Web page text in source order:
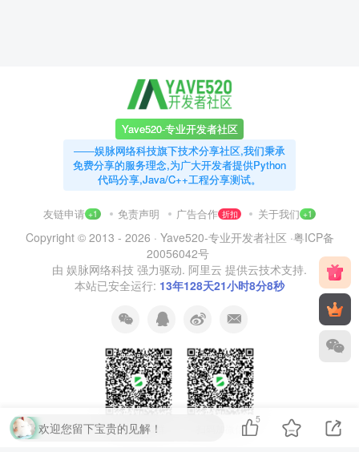
Yave520-专业开发者社区
——娱脉网络科技旗下技术分享社区,我们秉承
免费分享的服务理念,为广大开发者提供Python
代码分享,Java/C++工程分享测试。
友链申请 +1 免责声明 广告合作 折扣 关于我们 +1
Copyright © 2013 - 2026 · Yave520-专业开发者社区 ·粤ICP备
20056042号
由 娱脉网络科技 强力驱动. 阿里云 提供云技术支持.
本站已安全运行: 13年128天21小时8分9秒
扫码加QQ群 扫码加微信
欢迎您留下宝贵的见解！
5